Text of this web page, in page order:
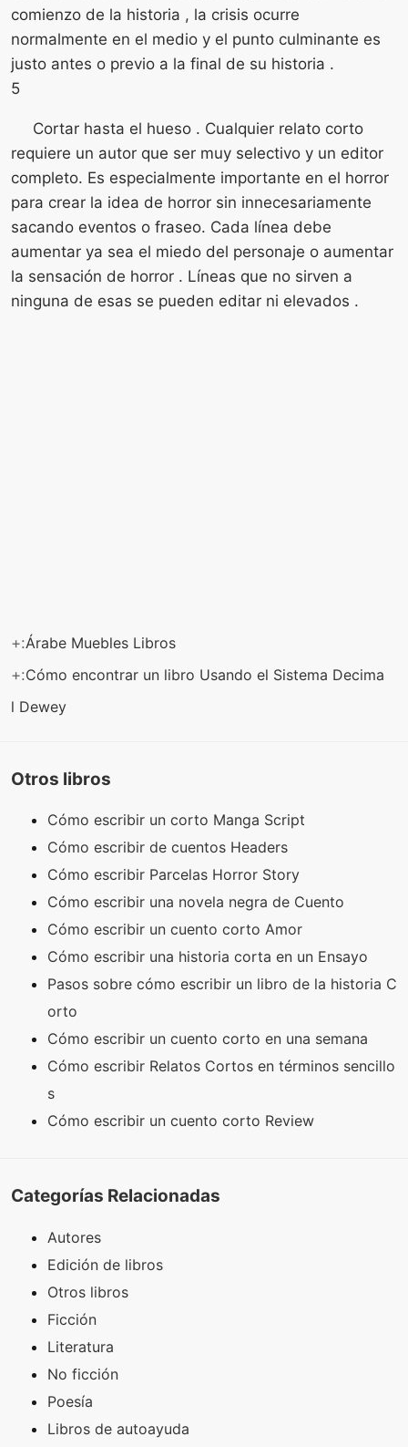
comienzo de la historia , la crisis ocurre
normalmente en el medio y el punto culminante es
justo antes o previo a la final de su historia .
5
Cortar hasta el hueso . Cualquier relato corto
requiere un autor que ser muy selectivo y un editor
completo. Es especialmente importante en el horror
para crear la idea de horror sin innecesariamente
sacando eventos o fraseo. Cada línea debe
aumentar ya sea el miedo del personaje o aumentar
la sensación de horror . Líneas que no sirven a
ninguna de esas se pueden editar ni elevados .
+:Árabe Muebles Libros
+:Cómo encontrar un libro Usando el Sistema Decima
l Dewey
Otros libros
Cómo escribir un corto Manga Script
Cómo escribir de cuentos Headers
Cómo escribir Parcelas Horror Story
Cómo escribir una novela negra de Cuento
Cómo escribir un cuento corto Amor
Cómo escribir una historia corta en un Ensayo
Pasos sobre cómo escribir un libro de la historia C
orto
Cómo escribir un cuento corto en una semana
Cómo escribir Relatos Cortos en términos sencillo
s
Cómo escribir un cuento corto Review
Categorías Relacionadas
Autores
Edición de libros
Otros libros
Ficción
Literatura
No ficción
Poesía
Libros de autoayuda